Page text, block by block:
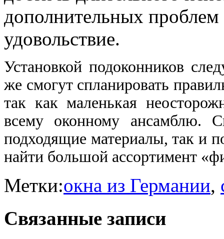
дополнительных проблем
удовольствие.
Установкой подоконников
же смогут спланировать
так как маленькая
всему оконному ансамблю.
подходящие материалы, так и
найти большой ассортимент
Метки:окна из Германии,
Связанные записи